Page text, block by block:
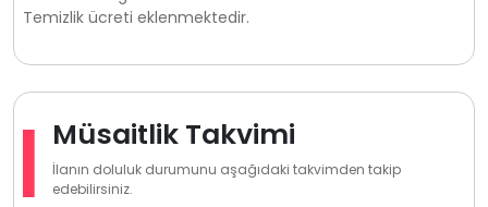
Temizlik ücreti eklenmektedir.
Müsaitlik Takvimi
İlanın doluluk durumunu aşağıdaki takvimden takip
edebilirsiniz.